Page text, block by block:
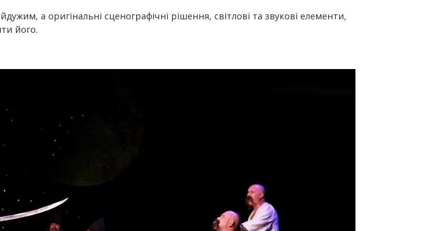
а оригінальні сценографічні рішення, світлові та звукові елементи,
його.